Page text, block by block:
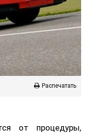
Распечатать
от процедуры,